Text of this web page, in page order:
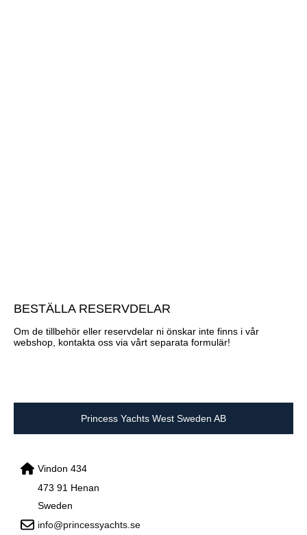
BESTÄLLA RESERVDELAR
Om de tillbehör eller reservdelar ni önskar inte finns i vår
webshop, kontakta oss via vårt separata formulär!
Princess Yachts West Sweden AB
Vindon 434
473 91 Henan
Sweden
info@princessyachts.se